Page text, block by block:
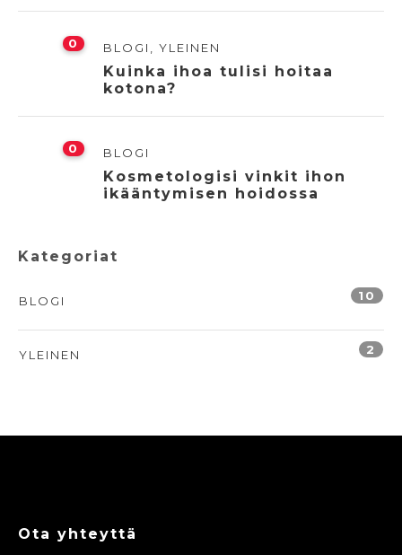
0 BLOGI YLEINEN
Kuinka ihoa tulisi hoitaa
kotona?
0 BLOGI
Kosmetologisi vinkit ihon
ikääntymisen hoidossa
Kategoriat
BLOGI 10
YLEINEN 2
Ota yhteyttä